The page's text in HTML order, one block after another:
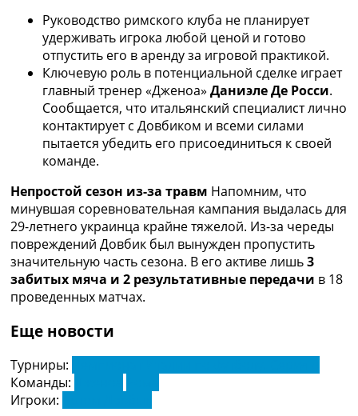
Главная
Новости футбола
Видео
Трансферы
Новости футбола Украины
Последние комментарии
Конкурс прогнозов
Логин
Рейтинги
Коллективный прогноз
Турниры
Чемпионат Мира
Украина. Премьер-Лига
Украина. Первая Лига
Лига Чемпионов
Англия. Премьер Лига
Другие Турниры >>>
Таблицы
Таблицы групп Чемпионата Мира
Украина. Премьер-Лига
Украина. Первая Лига
Руководство римского клуба не планирует
удерживать игрока любой ценой и готово
отпустить его в аренду за игровой практикой.
Ключевую роль в потенциальной сделке играет
главный тренер «Дженоа» Даниэле Де Росси.
Сообщается, что итальянский специалист лично
контактирует с Довбиком и всеми силами
пытается убедить его присоединиться к своей
команде.
Непростой сезон из-за травм Напомним, что
минувшая соревновательная кампания выдалась для
29-летнего украинца крайне тяжелой. Из-за череды
повреждений Довбик был вынужден пропустить
значительную часть сезона. В его активе лишь3
забитых мяча и 2 результативные передачи в 18
проведенных матчах.
Еще новости
Турниры:
Команды:
Игроки: